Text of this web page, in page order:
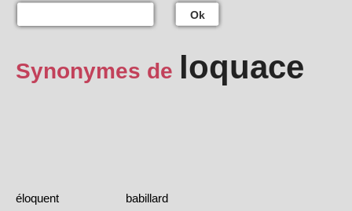
Ok
Synonymes de loquace
éloquent
babillard